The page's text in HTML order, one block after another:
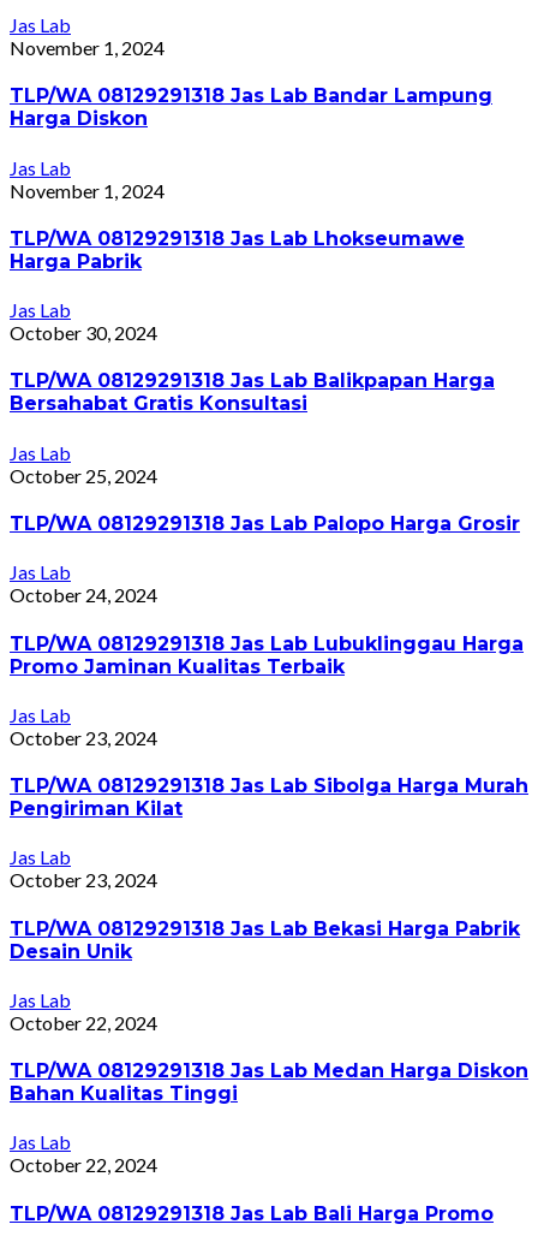
Jas Lab
November 1, 2024
TLP/WA 08129291318 Jas Lab Bandar Lampung
Harga Diskon
Jas Lab
November 1, 2024
TLP/WA 08129291318 Jas Lab Lhokseumawe
Harga Pabrik
Jas Lab
October 30, 2024
TLP/WA 08129291318 Jas Lab Balikpapan Harga
Bersahabat Gratis Konsultasi
Jas Lab
October 25, 2024
TLP/WA 08129291318 Jas Lab Palopo Harga Grosir
Jas Lab
October 24, 2024
TLP/WA 08129291318 Jas Lab Lubuklinggau Harga
Promo Jaminan Kualitas Terbaik
Jas Lab
October 23, 2024
TLP/WA 08129291318 Jas Lab Sibolga Harga Murah
Pengiriman Kilat
Jas Lab
October 23, 2024
TLP/WA 08129291318 Jas Lab Bekasi Harga Pabrik
Desain Unik
Jas Lab
October 22, 2024
TLP/WA 08129291318 Jas Lab Medan Harga Diskon
Bahan Kualitas Tinggi
Jas Lab
October 22, 2024
TLP/WA 08129291318 Jas Lab Bali Harga Promo